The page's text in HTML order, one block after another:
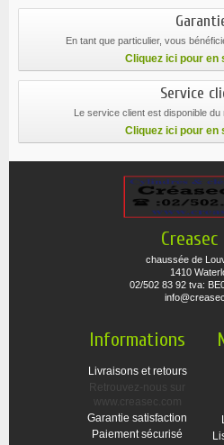
En tant que particulier, vous
Cliquez ici pour en
Service
Le service client est disponible du
Cliquez ici pour en
chaussée de
1410
02/502 83 92 tva:
Informations
Livraisons et retours
Retrouvez-nous sur
www.creasec.com
Garantie satisfaction
Paiement sécurisé